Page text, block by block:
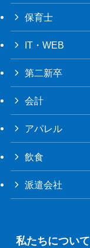
保育士
IT・WEB
第二新卒
会計
アパレル
飲食
派遣会社
私たちについて